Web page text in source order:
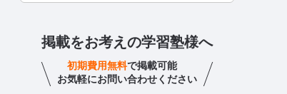
掲載をお考えの学習塾様へ
初期費用無料で掲載可能
お気軽にお問い合わせください